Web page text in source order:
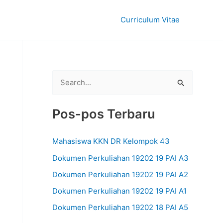
Curriculum Vitae
r
i
u
k
:
Pos-pos Terbaru
Mahasiswa KKN DR Kelompok 43
Dokumen Perkuliahan 19202 19 PAI A3
Dokumen Perkuliahan 19202 19 PAI A2
Dokumen Perkuliahan 19202 19 PAI A1
Dokumen Perkuliahan 19202 18 PAI A5